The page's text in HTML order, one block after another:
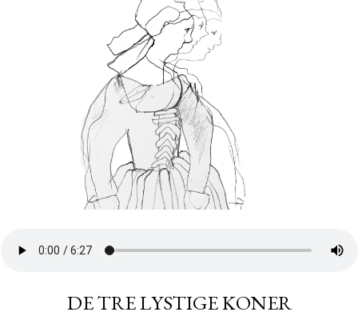
DE TRE LYSTIGE KONER